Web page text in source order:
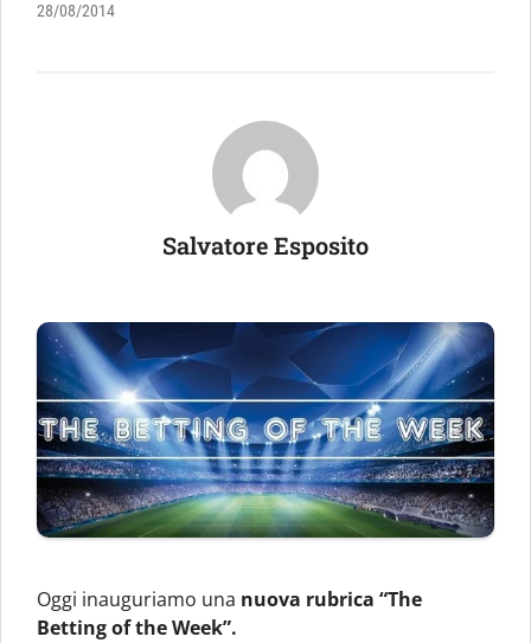
28/08/2014
Salvatore Esposito
Oggi inauguriamo una nuova rubrica “The
Betting of the Week”.